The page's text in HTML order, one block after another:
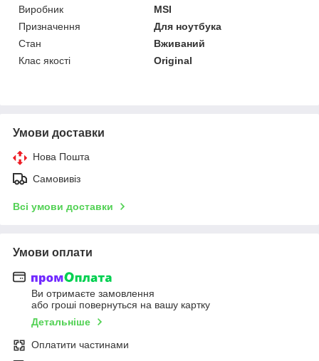
Виробник
MSI
Призначення
Для ноутбука
Стан
Вживаний
Клас якості
Original
Умови доставки
Нова Пошта
Самовивіз
Всі умови доставки
Умови оплати
Ви отримаєте замовлення
або гроші повернуться на вашу картку
Детальніше
Оплатити частинами